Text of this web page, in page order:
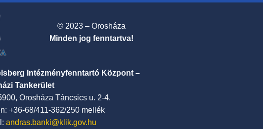
© 2023 – Orosháza
Minden jog fenntartva!
Intézményfenntartó Központ –
Tankerület
Orosháza Táncsics u. 2-4.
+36-68/411-362/250 mellék
andras.banki@klik.gov.hu